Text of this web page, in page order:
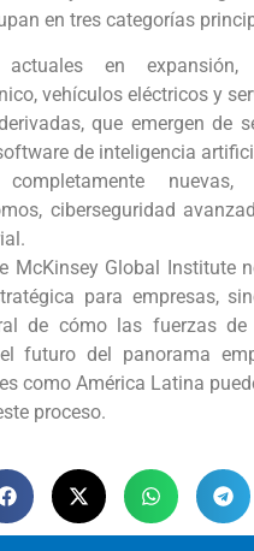
en tres categorías
actuales en expansión,
vehículos eléctricos y
que emergen de
de inteligencia
completamente nuevas,
ciberseguridad
McKinsey Global Institute
para empresas,
de cómo las fuerzas de
futuro del panorama
como América Latina
proceso.